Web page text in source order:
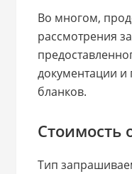
Во многом,
рассмотрения
документации и
бланков.
Стоимость
Тип